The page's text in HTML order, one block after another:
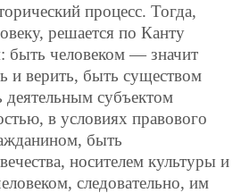
процесс. Тогда,
решается по Канту
человеком — значит
и верить, быть существом
субъектом
в условиях правового
быть
носителем культуры и
следовательно, им